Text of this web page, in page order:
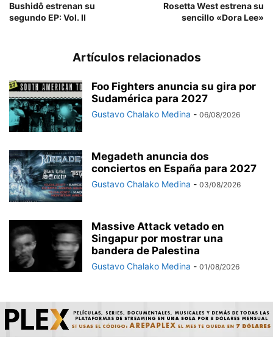
Bushidô estrenan su
segundo EP: Vol. II
Rosetta West estrena su
sencillo «Dora Lee»
Artículos relacionados
Foo Fighters anuncia su gira por
Sudamérica para 2027
Gustavo Chalako Medina - 06/08/2026
Megadeth anuncia dos
conciertos en España para 2027
Gustavo Chalako Medina - 03/08/2026
Massive Attack vetado en
Singapur por mostrar una
bandera de Palestina
Gustavo Chalako Medina - 01/08/2026